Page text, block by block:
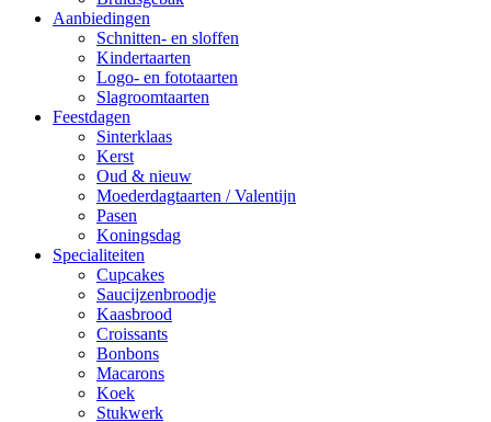
Aanbiedingen
Schnitten- en sloffen
Kindertaarten
Logo- en fototaarten
Slagroomtaarten
Feestdagen
Sinterklaas
Kerst
Oud & nieuw
Moederdagtaarten / Valentijn
Pasen
Koningsdag
Specialiteiten
Cupcakes
Saucijzenbroodje
Kaasbrood
Croissants
Bonbons
Macarons
Koek
Stukwerk